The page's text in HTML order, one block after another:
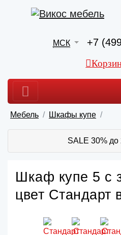
МСК +7
Мебель Шкафы купе
SALE 30% до
Шкаф купе 5 с
цвет Стандарт